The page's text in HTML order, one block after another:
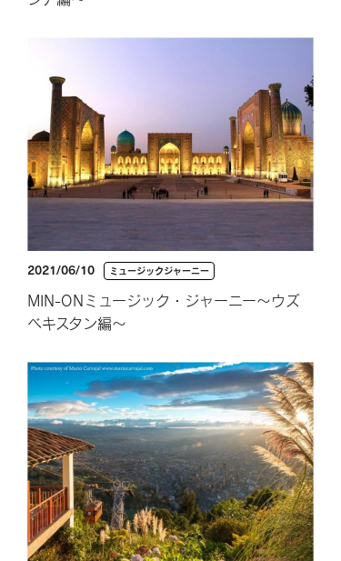
2021/06/10 ミュージックジャーニー
MIN-ONミュージック・ジャーニー～ウズ
ベキスタン編～